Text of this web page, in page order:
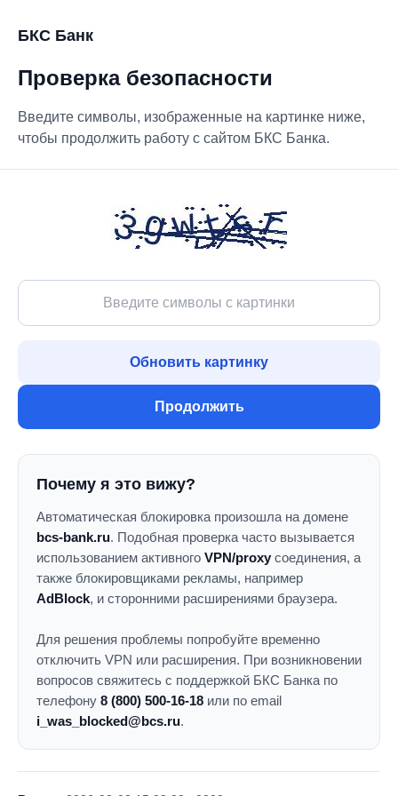
БКС Банк
Проверка безопасности
Введите символы, изображенные на картинке ниже,
чтобы продолжить работу с сайтом БКС Банка.
Обновить картинку
Продолжить
Почему я это вижу?
Автоматическая блокировка произошла на домене
bcs-bank.ru. Подобная проверка часто вызывается
использованием активного VPN/proxy соединения, а
также блокировщиками рекламы, например
AdBlock, и сторонними расширениями браузера.
Для решения проблемы попробуйте временно
отключить VPN или расширения. При возникновении
вопросов свяжитесь с поддержкой БКС Банка по
телефону 8 (800) 500-16-18 или по email
i_was_blocked@bcs.ru.